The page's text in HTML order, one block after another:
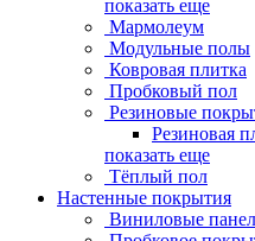
показать еще
Мармолеум
Модульные полы
Ковровая плитка
Пробковый пол
Резиновые
Резиновая
показать еще
Тёплый пол
Настенные покрытия
Виниловые